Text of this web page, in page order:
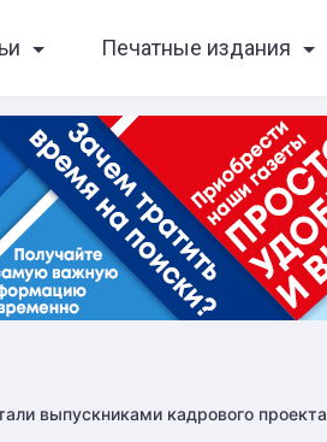
Печатные издания
выпускниками кадрового проекта